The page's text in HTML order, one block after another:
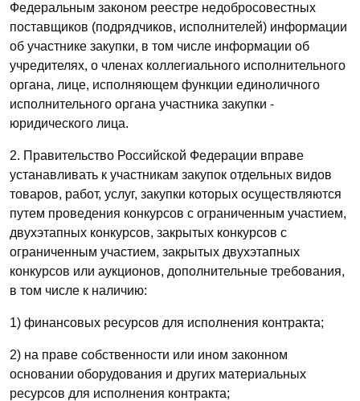
Федеральным законом реестре недобросовестных
поставщиков (подрядчиков, исполнителей) информации
об участнике закупки, в том числе информации об
учредителях, о членах коллегиального исполнительного
органа, лице, исполняющем функции единоличного
исполнительного органа участника закупки -
юридического лица.
2. Правительство Российской Федерации вправе
устанавливать к участникам закупок отдельных видов
товаров, работ, услуг, закупки которых осуществляются
путем проведения конкурсов с ограниченным участием,
двухэтапных конкурсов, закрытых конкурсов с
ограниченным участием, закрытых двухэтапных
конкурсов или аукционов, дополнительные требования,
в том числе к наличию:
1) финансовых ресурсов для исполнения контракта;
2) на праве собственности или ином законном
основании оборудования и других материальных
ресурсов для исполнения контракта;